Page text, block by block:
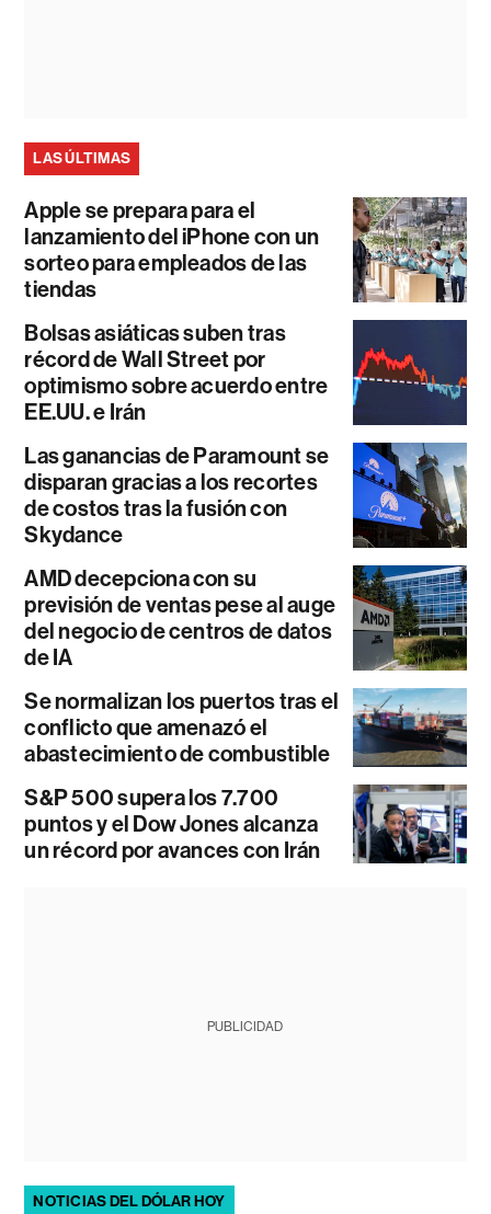
LAS ÚLTIMAS
Apple se prepara para el
lanzamiento del iPhone con un
sorteo para empleados de las
tiendas
Bolsas asiáticas suben tras
récord de Wall Street por
optimismo sobre acuerdo entre
EE.UU. e Irán
Las ganancias de Paramount se
disparan gracias a los recortes
de costos tras la fusión con
Skydance
AMD decepciona con su
previsión de ventas pese al auge
del negocio de centros de datos
de IA
Se normalizan los puertos tras el
conflicto que amenazó el
abastecimiento de combustible
S&P 500 supera los 7.700
puntos y el Dow Jones alcanza
un récord por avances con Irán
PUBLICIDAD
NOTICIAS DEL DÓLAR HOY